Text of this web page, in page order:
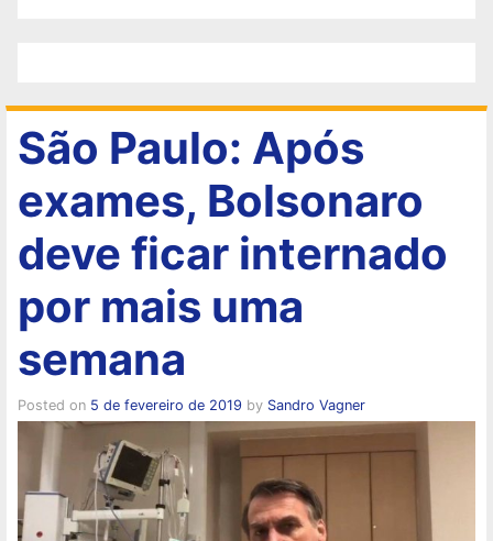
São Paulo: Após
exames, Bolsonaro
deve ficar internado
por mais uma
semana
Posted on 5 de fevereiro de 2019 by Sandro Vagner